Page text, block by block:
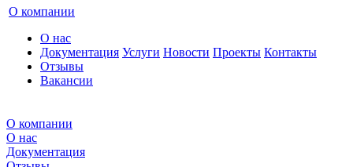
О компании
О нас
Документация
Отзывы
Вакансии
Услуги Новости Проекты Контакты
О компании
О нас
Документация